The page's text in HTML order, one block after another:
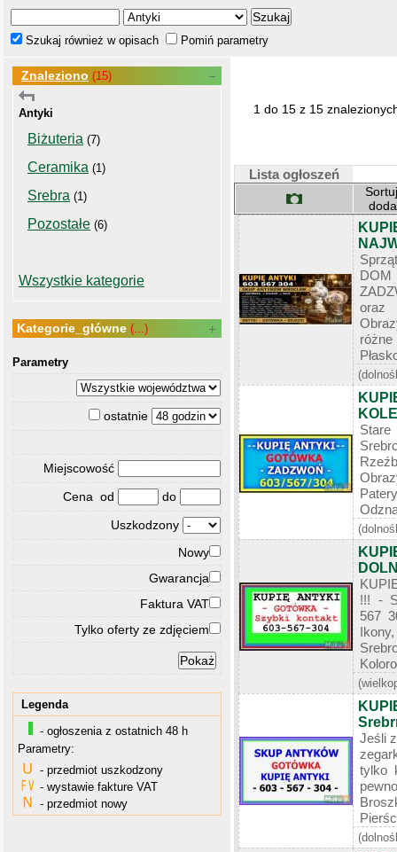
Szukaj również w opisach Pomiń parametry
Znaleziono (15)
Antyki
Biżuteria (7)
Ceramika (1)
Srebra (1)
Pozostałe (6)
Wszystkie kategorie
Kategorie_główne (...)
Parametry
ostatnie
Miejscowość
Cena od
do
Uszkodzony
Nowy
Gwarancja
Faktura VAT
Tylko oferty ze zdjęciem
Legenda
- ogłoszenia z ostatnich 48 h
Parametry:
- przedmiot uszkodzony
- wystawie fakture VAT
- przedmiot nowy
1 do 15 z 15
Lista ogłoszeń
oraz
!!! -
567
Jeśli
tylko